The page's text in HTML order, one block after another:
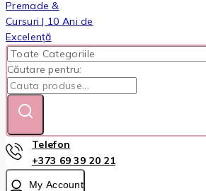
Căutare pentru:
Telefon
+373 69 39 20 21
My Account